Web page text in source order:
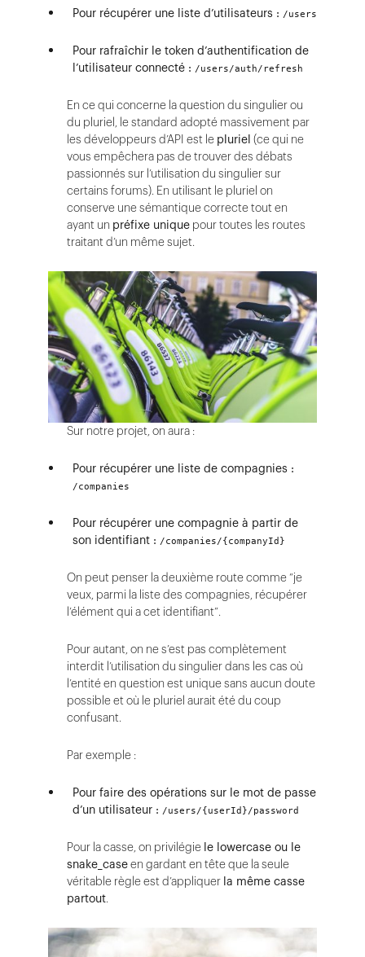
Pour récupérer une liste d’utilisateurs : /users
Pour rafraîchir le token d’authentification de
l’utilisateur connecté : /users/auth/refresh
En ce qui concerne la question du singulier ou
du pluriel, le standard adopté massivement par
les développeurs d’API est le pluriel (ce qui ne
vous empêchera pas de trouver des débats
passionnés sur l’utilisation du singulier sur
certains forums). En utilisant le pluriel on
conserve une sémantique correcte tout en
ayant un préfixe unique pour toutes les routes
traitant d’un même sujet.
Sur notre projet, on aura :
Pour récupérer une liste de compagnies :
/companies
Pour récupérer une compagnie à partir de
son identifiant : /companies/{companyId}
On peut penser la deuxième route comme “je
veux, parmi la liste des compagnies, récupérer
l’élément qui a cet identifiant”.
Pour autant, on ne s’est pas complètement
interdit l’utilisation du singulier dans les cas où
l’entité en question est unique sans aucun doute
possible et où le pluriel aurait été du coup
confusant.
Par exemple :
Pour faire des opérations sur le mot de passe
d’un utilisateur : /users/{userId}/password
Pour la casse, on privilégie le lowercase ou le
snake_caseen gardant en tête que la seule
véritable règle est d’appliquer la même casse
partout.